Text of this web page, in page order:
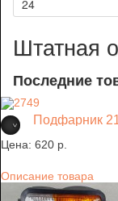
Штатная
Последние
Подфарник
Цена: 620 p.
Описание товара